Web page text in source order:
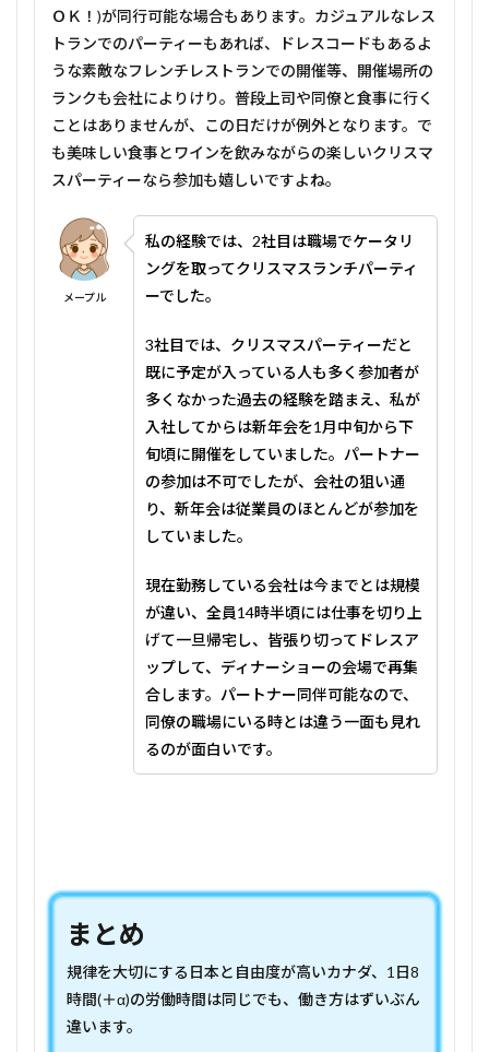
ＯＫ！)が同行可能な場合もあります。カジュアルなレス
トランでのパーティーもあれば、ドレスコードもあるよ
うな素敵なフレンチレストランでの開催等、開催場所の
ランクも会社によりけり。普段上司や同僚と食事に行く
ことはありませんが、この日だけが例外となります。で
も美味しい食事とワインを飲みながらの楽しいクリスマ
スパーティーなら参加も嬉しいですよね。
メープル
私の経験では、2社目は職場でケータリ
ングを取ってクリスマスランチパーティ
ーでした。
3社目では、クリスマスパーティーだと
既に予定が入っている人も多く参加者が
多くなかった過去の経験を踏まえ、私が
入社してからは新年会を1月中旬から下
旬頃に開催をしていました。パートナー
の参加は不可でしたが、会社の狙い通
り、新年会は従業員のほとんどが参加を
していました。
現在勤務している会社は今までとは規模
が違い、全員14時半頃には仕事を切り上
げて一旦帰宅し、皆張り切ってドレスア
ップして、ディナーショーの会場で再集
合します。パートナー同伴可能なので、
同僚の職場にいる時とは違う一面も見れ
るのが面白いです。
まとめ
規律を大切にする日本と自由度が高いカナダ、1日8
時間(＋α)の労働時間は同じでも、働き方はずいぶん
違います。